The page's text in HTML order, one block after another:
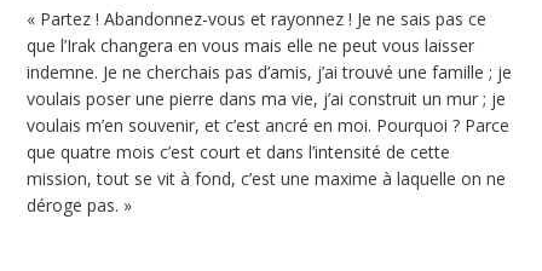
« Partez ! Abandonnez-vous et rayonnez ! Je ne sais pas ce
que l’Irak changera en vous mais elle ne peut vous laisser
indemne. Je ne cherchais pas d’amis, j’ai trouvé une famille ; je
voulais poser une pierre dans ma vie, j’ai construit un mur ; je
voulais m’en souvenir, et c’est ancré en moi. Pourquoi ? Parce
que quatre mois c’est court et dans l’intensité de cette
mission, tout se vit à fond, c’est une maxime à laquelle on ne
déroge pas. »